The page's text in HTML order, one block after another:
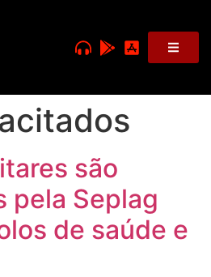
são
pela Seplag
de saúde e